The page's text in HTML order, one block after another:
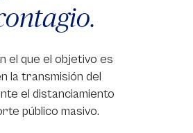
el que el objetivo es
la transmisión del
el distanciamiento
público masivo.